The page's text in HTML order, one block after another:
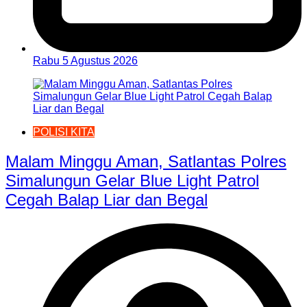
Rabu 5 Agustus 2026
POLISI KITA
Malam Minggu Aman, Satlantas Polres
Simalungun Gelar Blue Light Patrol
Cegah Balap Liar dan Begal